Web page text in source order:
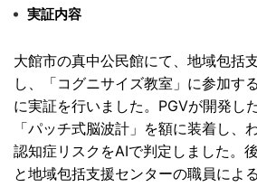
実証内容
大館市の真中公民館にて、 地域包括
し、「コグニサイズ教室」 に参加す
に実証を行いました。 PGVが開発し
「パッチ式脳波計」 を額に装着し、
認知症リスクをAIで判定しました。後
と地域包括支援センターの職員によ